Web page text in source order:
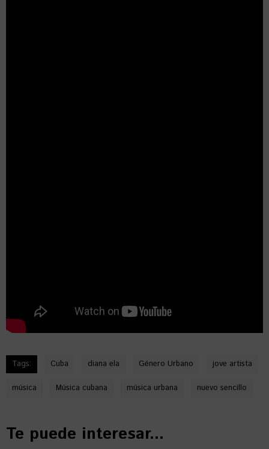
Tags: Cuba diana ela Género Urbano jove artista
música Música cubana música urbana nuevo sencillo
Te puede interesar...